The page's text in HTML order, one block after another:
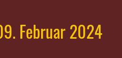
Februar 2024